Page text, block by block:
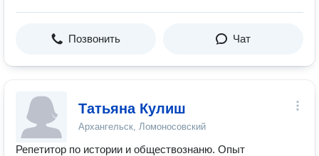
Позвонить Чат
Татьяна Кулиш
Архангельск, Ломоносовский
Репетитор по истории и обществознаню. Опыт